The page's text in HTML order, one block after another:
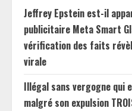
Jeffrey Epstein est-il
publicitaire Meta Smart
vérification des faits
virale
Illégal sans vergogne qui
malgré son expulsion